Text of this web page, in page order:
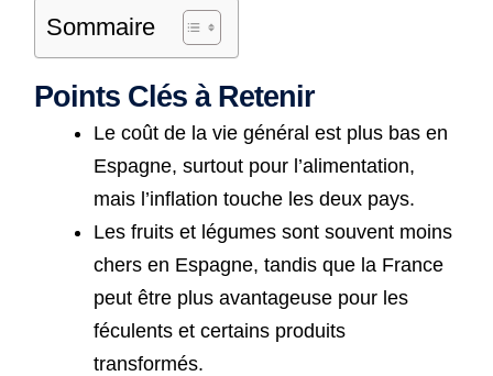
Sommaire
Points Clés à Retenir
Le coût de la vie général est plus bas en
Espagne, surtout pour l’alimentation,
mais l’inflation touche les deux pays.
Les fruits et légumes sont souvent moins
chers en Espagne, tandis que la France
peut être plus avantageuse pour les
féculents et certains produits
transformés.